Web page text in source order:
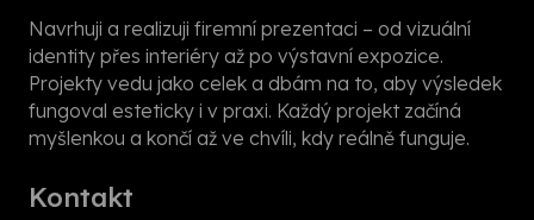
Navrhuji a realizuji firemní prezentaci – od vizuální
identity přes interiéry až po výstavní expozice.
Projekty vedu jako celek a dbám na to, aby výsledek
fungoval esteticky i v praxi. Každý projekt začíná
myšlenkou a končí až ve chvíli, kdy reálně funguje.
Kontakt